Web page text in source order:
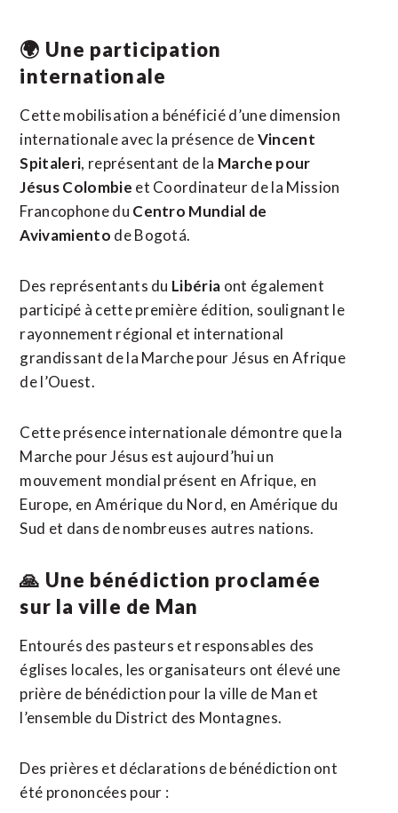
🌍 Une participation
internationale
Cette mobilisation a bénéficié d’une dimension
internationale avec la présence deVincent
Spitaleri, représentant de la Marche pour
Jésus Colombie et Coordinateur de la Mission
Francophone du Centro Mundial de
Avivamiento de Bogotá.
Des représentants du Libéria ont également
participé à cette première édition, soulignant le
rayonnement régional et international
grandissant de la Marche pour Jésus en Afrique
de l’Ouest.
Cette présence internationale démontre que la
Marche pour Jésus est aujourd’hui un
mouvement mondial présent en Afrique, en
Europe, en Amérique du Nord, en Amérique du
Sud et dans de nombreuses autres nations.
🙏 Une bénédiction proclamée
sur la ville de Man
Entourés des pasteurs et responsables des
églises locales, les organisateurs ont élevé une
prière de bénédiction pour la ville de Man et
l’ensemble du District des Montagnes.
Des prières et déclarations de bénédiction ont
été prononcées pour :